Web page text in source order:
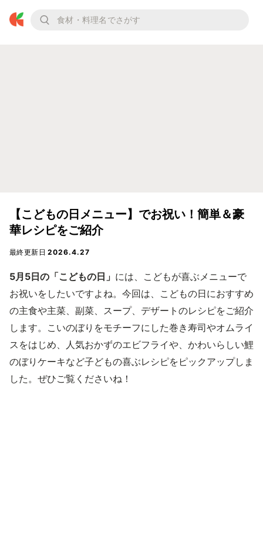
【こどもの日メニュー】でお祝い！簡単＆豪
華レシピをご紹介
最終更新日2026.4.27
5月5日の「こどもの日」 には、こどもが喜ぶメニューで
お祝いをしたいですよね。今回は、こどもの日におすすめ
の主食や主菜、副菜、スープ、デザートのレシピをご紹介
します。こいのぼりをモチーフにした巻き寿司やオムライ
スをはじめ、人気おかずのエビフライや、かわいらしい鯉
のぼりケーキなど子どもの喜ぶレシピをピックアップしま
した。ぜひご覧くださいね！